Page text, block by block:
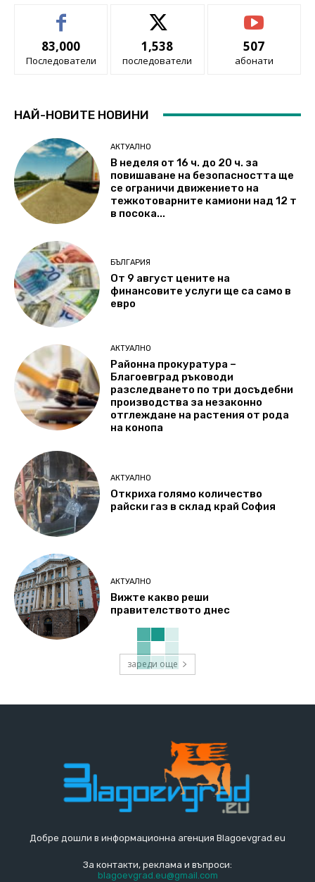
83,000
Последователи
1,538
последователи
507
абонати
НАЙ-НОВИТЕ НОВИНИ
АКТУАЛНО
В неделя от 16 ч. до 20 ч. за
повишаване на безопасността ще
се ограничи движението на
тежкотоварните камиони над 12 т
в посока...
БЪЛГАРИЯ
От 9 август цените на
финансовите услуги ще са само в
евро
АКТУАЛНО
Районна прокуратура –
Благоевград ръководи
разследването по три досъдебни
производства за незаконно
отглеждане на растения от рода
на конопа
АКТУАЛНО
Откриха голямо количество
райски газ в склад край София
АКТУАЛНО
Вижте какво реши
правителството днес
зареди още
Добре дошли в информационна агенция Blagoevgrad.eu
За контакти, реклама и въпроси:
blagoevgrad.eu@gmail.com